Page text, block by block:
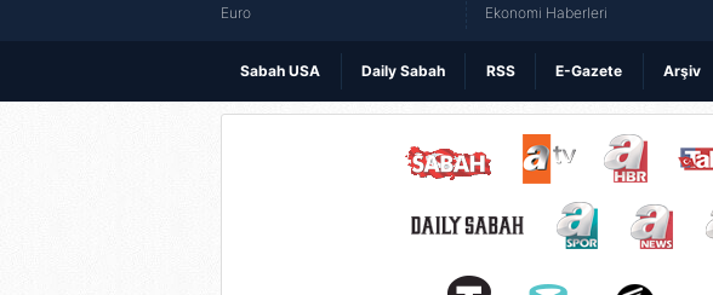
Euro
Ekonomi Haberleri
Sabah USA Daily Sabah RSS E-Gazete Arşiv